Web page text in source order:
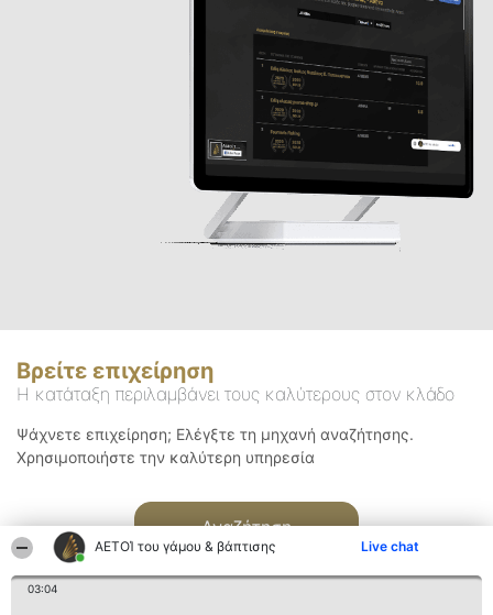
ΑΕΤΟΊ του γάμου & βάπτισης Live chat
03:04
Βρείτε επιχείρηση
Η κατάταξη περιλαμβάνει τους καλύτερους στον κλάδο
Ψάχνετε επιχείρηση; Ελέγξτε τη μηχανή αναζήτησης.
Χρησιμοποιήστε την καλύτερη υπηρεσία
Αναζήτηση